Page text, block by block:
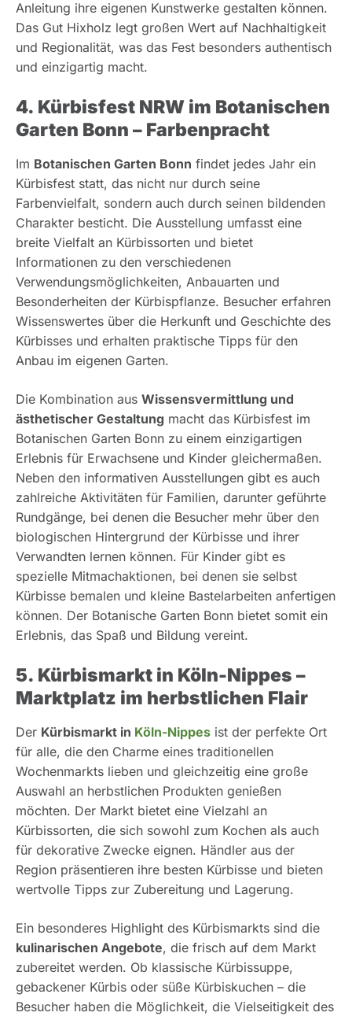
Anleitung ihre eigenen Kunstwerke gestalten können.
Das Gut Hixholz legt großen Wert auf Nachhaltigkeit
und Regionalität, was das Fest besonders authentisch
und einzigartig macht.
4. Kürbisfest NRW im Botanischen
Garten Bonn – Farbenpracht
Im Botanischen Garten Bonn findet jedes Jahr ein
Kürbisfest statt, das nicht nur durch seine
Farbenvielfalt, sondern auch durch seinen bildenden
Charakter besticht. Die Ausstellung umfasst eine
breite Vielfalt an Kürbissorten und bietet
Informationen zu den verschiedenen
Verwendungsmöglichkeiten, Anbauarten und
Besonderheiten der Kürbispflanze. Besucher erfahren
Wissenswertes über die Herkunft und Geschichte des
Kürbisses und erhalten praktische Tipps für den
Anbau im eigenen Garten.
Die Kombination aus Wissensvermittlung und
ästhetischer Gestaltung macht das Kürbisfest im
Botanischen Garten Bonn zu einem einzigartigen
Erlebnis für Erwachsene und Kinder gleichermaßen.
Neben den informativen Ausstellungen gibt es auch
zahlreiche Aktivitäten für Familien, darunter geführte
Rundgänge, bei denen die Besucher mehr über den
biologischen Hintergrund der Kürbisse und ihrer
Verwandten lernen können. Für Kinder gibt es
spezielle Mitmachaktionen, bei denen sie selbst
Kürbisse bemalen und kleine Bastelarbeiten anfertigen
können. Der Botanische Garten Bonn bietet somit ein
Erlebnis, das Spaß und Bildung vereint.
5. Kürbismarkt in Köln-Nippes –
Marktplatz im herbstlichen Flair
Der Kürbismarkt in Köln-Nippes ist der perfekte Ort
für alle, die den Charme eines traditionellen
Wochenmarkts lieben und gleichzeitig eine große
Auswahl an herbstlichen Produkten genießen
möchten. Der Markt bietet eine Vielzahl an
Kürbissorten, die sich sowohl zum Kochen als auch
für dekorative Zwecke eignen. Händler aus der
Region präsentieren ihre besten Kürbisse und bieten
wertvolle Tipps zur Zubereitung und Lagerung.
Ein besonderes Highlight des Kürbismarkts sind die
kulinarischen Angebote, die frisch auf dem Markt
zubereitet werden. Ob klassische Kürbissuppe,
gebackener Kürbis oder süße Kürbiskuchen – die
Besucher haben die Möglichkeit, die Vielseitigkeit des